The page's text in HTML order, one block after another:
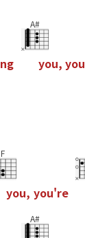
ng
A#
you, you
F
you, you're
A#